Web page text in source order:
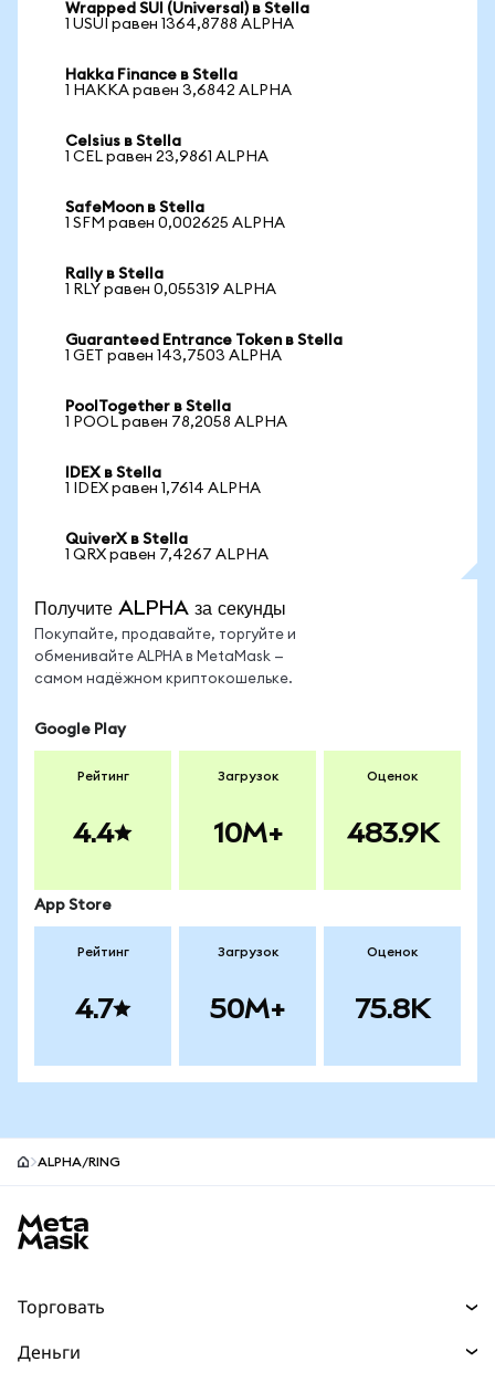
Wrapped SUI (Universal) в Stella
1 USUI равен 1364,8788 ALPHA
Hakka Finance в Stella
1 HAKKA равен 3,6842 ALPHA
Celsius в Stella
1 CEL равен 23,9861 ALPHA
SafeMoon в Stella
1 SFM равен 0,002625 ALPHA
Rally в Stella
1 RLY равен 0,055319 ALPHA
Guaranteed Entrance Token в Stella
1 GET равен 143,7503 ALPHA
PoolTogether в Stella
1 POOL равен 78,2058 ALPHA
IDEX в Stella
1 IDEX равен 1,7614 ALPHA
QuiverX в Stella
1 QRX равен 7,4267 ALPHA
Получите ALPHA за секунды
Покупайте, продавайте, торгуйте и
обменивайте ALPHA в MetaMask —
самом надёжном криптокошельке.
Google Play
Рейтинг
4.4
Загрузок
10M+
Оценок
483.9K
App Store
Рейтинг
4.7
Загрузок
50M+
Оценок
75.8K
ALPHA/RING
Торговать
Деньги